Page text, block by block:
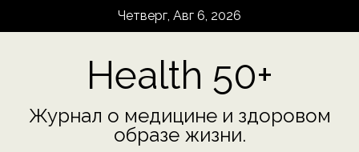
Четверг, Авг 6, 2026
Health 50+
Журнал о медицине и здоровом
образе жизни.